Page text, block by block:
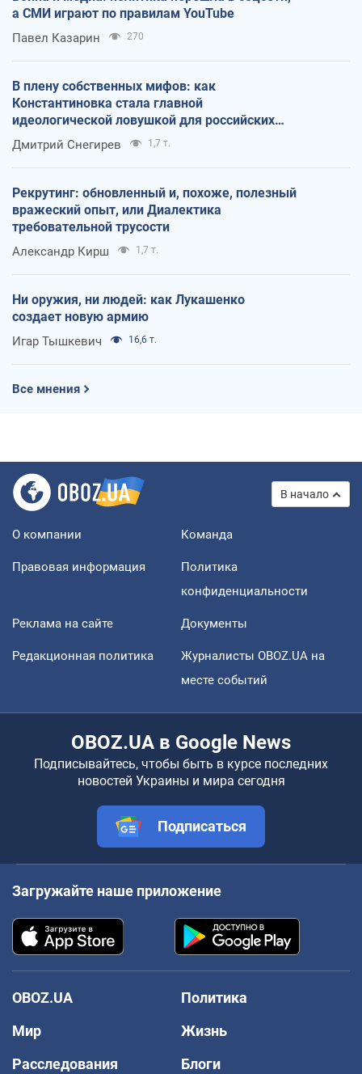
а СМИ играют по правилам YouTube
Павел Казарин 270
В плену собственных мифов: как
Константиновка стала главной
идеологической ловушкой для российских
оккупантов
Дмитрий Снегирев 1,7 т.
Рекрутинг: обновленный и, похоже, полезный
вражеский опыт, или Диалектика
требовательной трусости
Александр Кирш 1,7 т.
Ни оружия, ни людей: как Лукашенко
создает новую армию
Игар Тышкевич 16,6 т.
Все мнения
В начало
О компании Команда
Правовая информация
Политика
конфиденциальности
Реклама на сайте Документы
Редакционная политика
Журналисты OBOZ.UA на
месте событий
OBOZ.UA в Google News
Подписывайтесь, чтобы быть в курсе последних
новостей Украины и мира сегодня
Подписаться
Загружайте наше приложение
OBOZ.UA
Политика
Мир
Жизнь
Расследования
Блоги